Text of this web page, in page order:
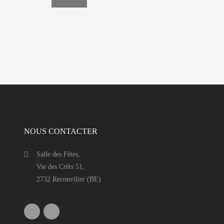
NOUS CONTACTER
Salle des Fêtes,
Vie des Crêts 51,
2732 Reconvilier (BE)